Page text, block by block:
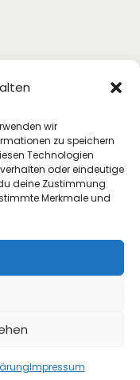
wir
zu speichern
Technologien
oder eindeutige
deine Zustimmung
Merkmale und
Impressum
Shop